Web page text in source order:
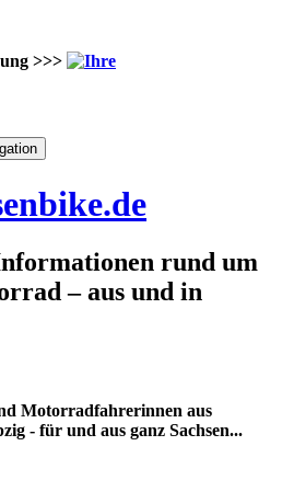
>>>
rund um
– aus und in
Motorradfahrerinnen aus
- für und aus ganz Sachsen...